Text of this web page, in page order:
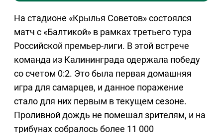
На стадионе «Крылья Советов» состоялся
матч с «Балтикой» в рамках третьего тура
Российской премьер-лиги. В этой встрече
команда из Калининграда одержала победу
со счетом 0:2. Это была первая домашняя
игра для самарцев, и данное поражение
стало для них первым в текущем сезоне.
Проливной дождь не помешал зрителям, и на
трибунах собралось более 11 000